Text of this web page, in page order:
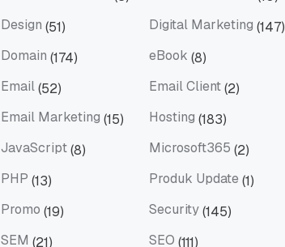
Design (51) Digital Marketing (147)
Domain (174) eBook (8)
Email(52) Email Client(2)
Email Marketing (15) Hosting (183)
JavaScript(8) Microsoft365 (2)
PHP (13) Produk Update (1)
Promo (19) Security(145)
SEM (21) SEO (111)